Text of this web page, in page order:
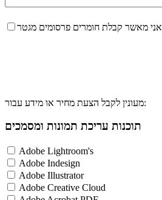
אני מאשר קבלת חומרים פרסומים מגטר
מעונין לקבל הצעת מחיר או מידע עבור:
תוכנות עריכת תמונות ומסמכים
Adobe Lightroom's
Adobe Indesign
Adobe Illustrator
Adobe Creative Cloud